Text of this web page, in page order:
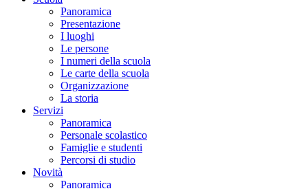
Panoramica
Presentazione
I luoghi
Le persone
I numeri della scuola
Le carte della scuola
Organizzazione
La storia
Servizi
Panoramica
Personale scolastico
Famiglie e studenti
Percorsi di studio
Novità
Panoramica